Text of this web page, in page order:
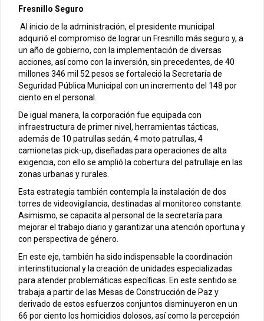
Fresnillo Seguro
Al inicio de la administración, el presidente municipal
adquirió el compromiso de lograr un Fresnillo más seguro y, a
un año de gobierno, con la implementación de diversas
acciones, así como con la inversión, sin precedentes, de 40
millones 346 mil 52 pesos se fortaleció la Secretaría de
Seguridad Pública Municipal con un incremento del 148 por
ciento en el personal.
De igual manera, la corporación fue equipada con
infraestructura de primer nivel, herramientas tácticas,
además de 10 patrullas sedán, 4 moto patrullas, 4
camionetas pick-up, diseñadas para operaciones de alta
exigencia, con ello se amplió la cobertura del patrullaje en las
zonas urbanas y rurales.
Esta estrategia también contempla la instalación de dos
torres de videovigilancia, destinadas al monitoreo constante.
Asimismo, se capacita al personal de la secretaría para
mejorar el trabajo diario y garantizar una atención oportuna y
con perspectiva de género.
En este eje, también ha sido indispensable la coordinación
interinstitucional y la creación de unidades especializadas
para atender problemáticas específicas. En este sentido se
trabaja a partir de las Mesas de Construcción de Paz y
derivado de estos esfuerzos conjuntos disminuyeron en un
66 por ciento los homicidios dolosos, así como la percepción